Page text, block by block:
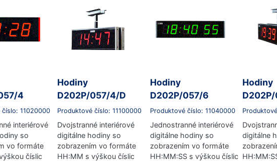
4
číslo: 11020000
interiérové
so
vo formáte
číslic
Hodiny
D202P/057/4/D
Produktové číslo: 11100000
Dvojstranné interiérové
digitálne hodiny so
zobrazením vo formáte
HH:MM s výškou číslic
Hodiny
D202P/057/6
Produktové číslo: 11040000
Jednostranné interiérové
digitálne hodiny so
zobrazením vo formáte
HH:MM:SS s výškou číslic
Hodiny
digitálne